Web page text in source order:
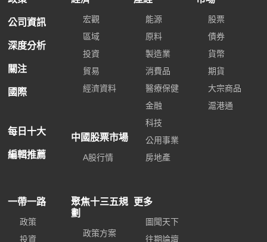
公司資訊
深度分析
關注
國際
每日十大
編輯推薦
宏觀
區域
投資
貿易
經濟資料
中國股票市場
A股行情
能源
原料
製造業
消費品
醫療保健
金融
科技
公用事業
房地產
股票
債券
貨幣
期貨
大宗商品
滬港通
一帶一路
政策
投資
聚焦十三五規
劃
政策方案
更多
圖聞天下
往期論壇